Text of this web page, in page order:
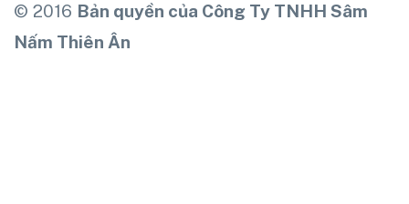
© 2016 Bản quyền của Công Ty TNHH Sâm
Nấm Thiên Ân